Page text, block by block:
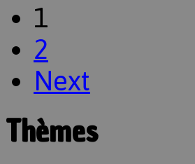
1
2
Next
Thèmes